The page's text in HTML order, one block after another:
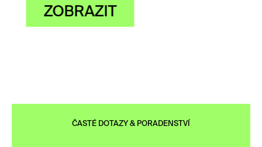
ZOBRAZIT
ČASTÉ DOTAZY & PORADENSTVÍ